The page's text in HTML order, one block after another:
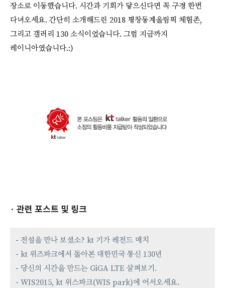
장소로 이동했습니다. 시간과 기회가 닿으신다면 꼭 구경 한번
다녀오세요. 간단히 소개해드린 2018 평창동계올림픽 체험존,
그리고 갤러리 130 소식이었습니다. 그럼 지금까지
레이니아였습니다.:)
· 관련 포스트 및 링크
- 전설을 만나 보셨소? kt 기가 레전드 매치
- kt 위즈파크에서 돌아본 대한민국 통신 130년
- 당신의 시간을 만드는 GiGA LTE 살펴보기.
- WIS2015, kt 위스파크(WIS park)에 어서오세요.